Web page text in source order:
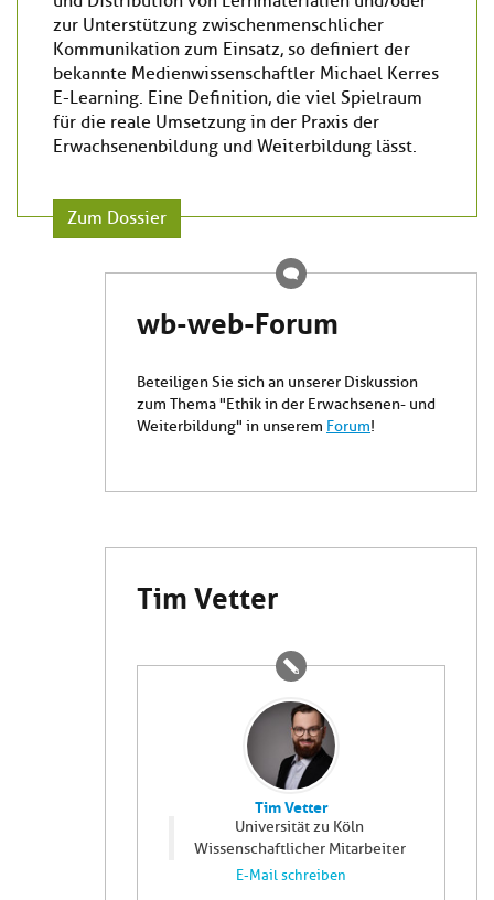
zur Unterstützung zwischenmenschlicher
Kommunikation zum Einsatz, so definiert der
bekannte Medienwissenschaftler Michael Kerres
E-Learning. Eine Definition, die viel Spielraum
für die reale Umsetzung in der Praxis der
Erwachsenenbildung und Weiterbildung lässt.
Zum Dossier
wb-web-Forum
Beteiligen Sie sich an unserer Diskussion
zum Thema "Ethik in der Erwachsenen- und
Weiterbildung" in unserem Forum!
Tim Vetter
Tim Vetter
Universität zu Köln
Wissenschaftlicher Mitarbeiter
E-Mail schreiben